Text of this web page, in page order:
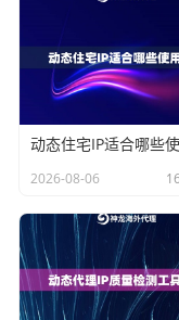
对比维度
低纯
IP
IP来源
机房
单一
平台识别
高，
历史污染
情况
多数
记录
采集成功
不稳
2026-08-06